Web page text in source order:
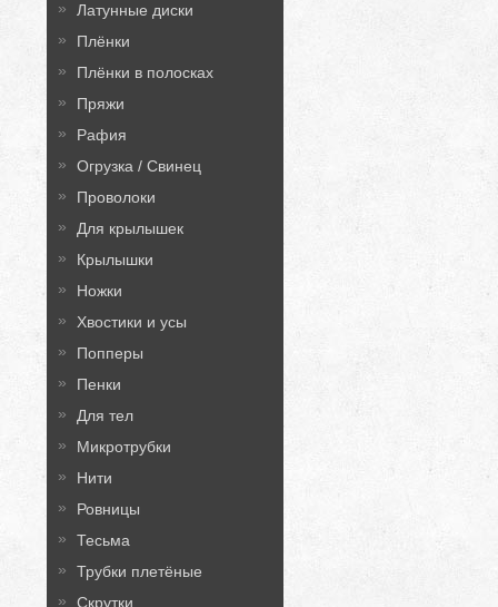
Латунные диски
Плёнки
Плёнки в полосках
Пряжи
Рафия
Огрузка / Свинец
Проволоки
Для крылышек
Крылышки
Ножки
Хвостики и усы
Попперы
Пенки
Для тел
Микротрубки
Нити
Ровницы
Тесьма
Трубки плетёные
Скрутки